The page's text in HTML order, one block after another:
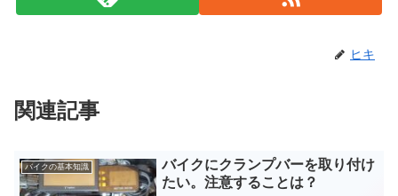
ヒキ
関連記事
バイクの基本知識
バイクにクランプバーを取り付け
たい。注意することは？